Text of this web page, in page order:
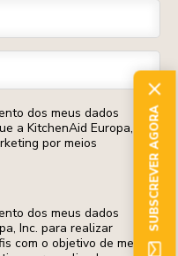
dos meus dados
a KitchenAid Europa, Inc.
por meios
dos meus dados
Inc. para realizar
com o objetivo de me
SUBSCREVER AGORA